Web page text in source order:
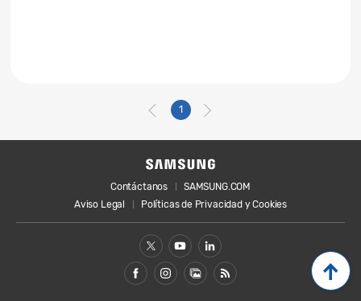
1
Contáctanos
SAMSUNG.COM
Aviso Legal
Políticas de Privacidad y Cookies